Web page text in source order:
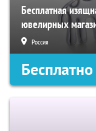
Бесплатная
ювелирных
Россия
Бесплатно